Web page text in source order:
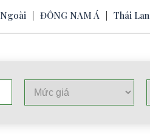
ĐÔNG NAM Á Thái Lan